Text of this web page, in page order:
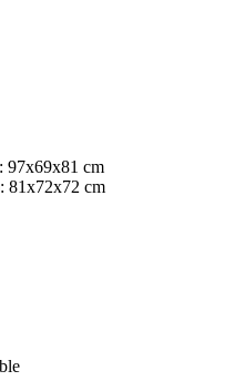
97x69x81 cm
81x72x72 cm